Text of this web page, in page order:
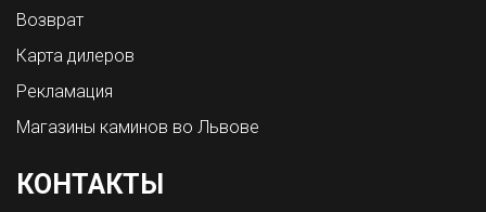
Возврат
Карта дилеров
Рекламация
Магазины каминов во Львове
КОНТАКТЫ